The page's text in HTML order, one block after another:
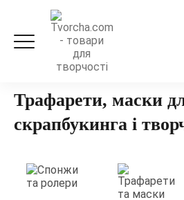
Декорування та декупаж
Трафарети, маски
скрапбукинга і